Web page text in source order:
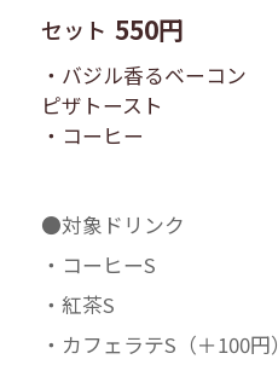
セット 550円
・バジル香るベーコン
ピザトースト
・コーヒー
●対象ドリンク
・コーヒーS
・紅茶S
・カフェラテS（＋100円）